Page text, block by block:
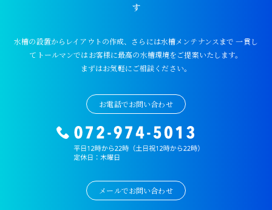
す
水槽の設置からレイアウトの作成、さらには水槽メンテナンスまで 一貫し
てトールマンではお客様に最高の水槽環境をご提案いたします。
まずはお気軽にご相談ください。
お電話でお問い合わせ
メールでお問い合わせ